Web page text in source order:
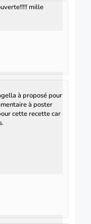
mille
à proposé pour
à poster
cette recette car